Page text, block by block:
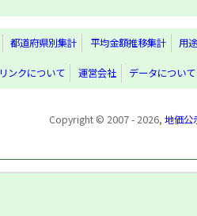
都道府県別集計 平均金額推移集計 用
リンクについて 運営会社 データについて
Copyright © 2007 - 2026, 地価公